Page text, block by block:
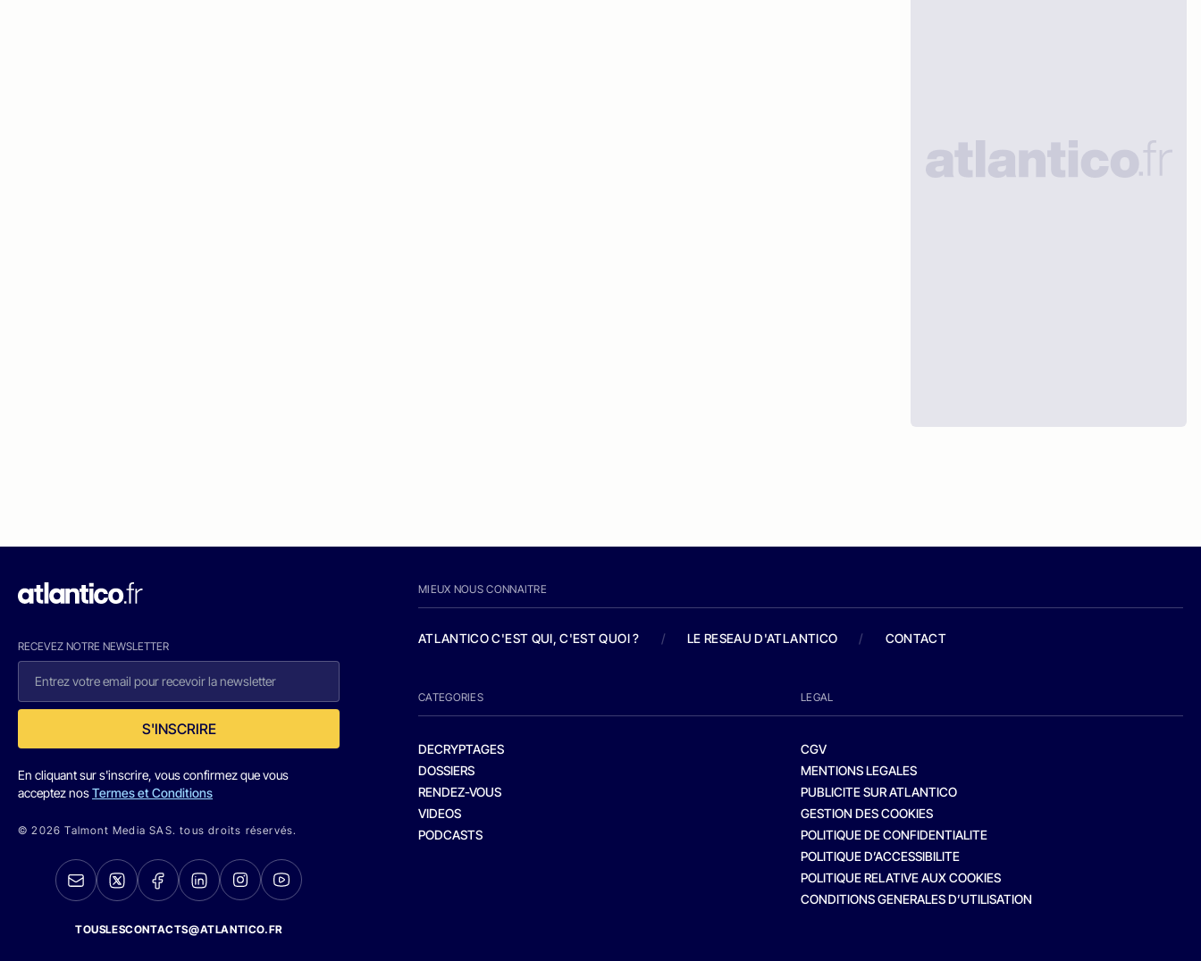
RECEVEZ NOTRE NEWSLETTER
S'INSCRIRE
En cliquant sur s'inscrire, vous confirmez que vous
acceptez nosTermes et Conditions
© 2026 Talmont Media SAS. tous droits réservés.
TOUSLESCONTACTS@ATLANTICO.FR
MIEUX NOUS CONNAITRE
ATLANTICO C'EST QUI, C'EST QUOI ? / LE RESEAU D'ATLANTICO / CONTACT
CATEGORIES
DECRYPTAGES
DOSSIERS
RENDEZ-VOUS
VIDEOS
PODCASTS
LEGAL
CGV
MENTIONS LEGALES
PUBLICITE SUR ATLANTICO
GESTION DES COOKIES
POLITIQUE DE CONFIDENTIALITE
POLITIQUE D’ACCESSIBILITE
POLITIQUE RELATIVE AUX COOKIES
CONDITIONS GENERALES D’UTILISATION